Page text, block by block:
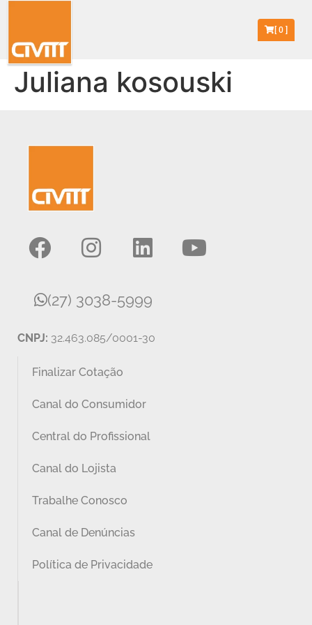
[0]
Juliana kosouski
(27) 3038-5999
CNPJ: 32.463.085/0001-30
Finalizar Cotação
Canal do Consumidor
Central do Profissional
Canal do Lojista
Trabalhe Conosco
Canal de Denúncias
Política de Privacidade